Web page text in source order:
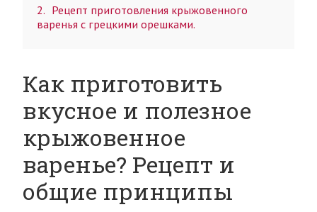
2
Рецепт приготовления крыжовенного
варенья с грецкими орешками.
Как приготовить
вкусное и полезное
крыжовенное
варенье? Рецепт и
общие принципы